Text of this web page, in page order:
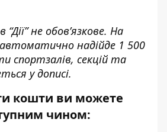
“Дії” не обов’язкове. На
надійде 1 500
спортзалів, секцій та
у дописі.
кошти ви можете
чином: